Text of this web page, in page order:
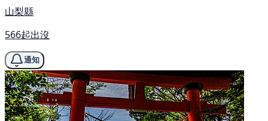
山梨縣
566起出沒
通知